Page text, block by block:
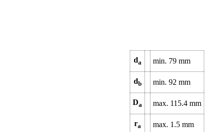
da min. 79mm
db min. 92mm
Da max. 115.4mm
ra max. 1.5mm